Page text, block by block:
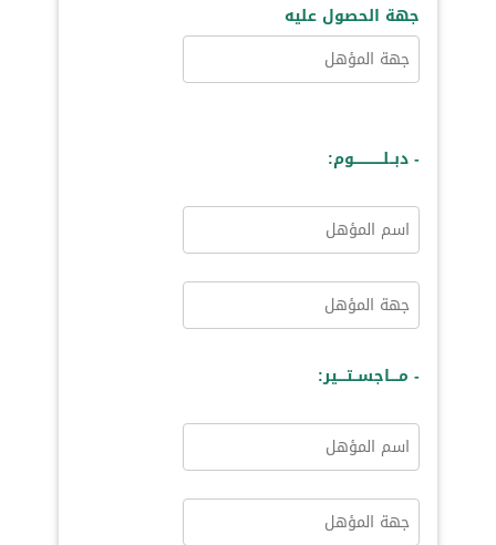
جهة الحصول عليه
- دبــلـــــــــــــوم:
- مــــاجســتــــير: